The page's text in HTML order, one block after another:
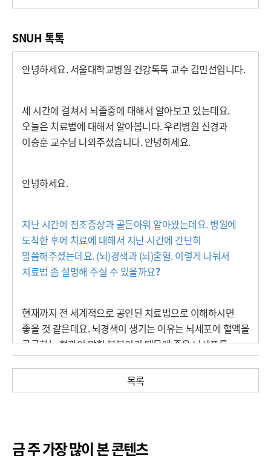
SNUH 톡톡
안녕하세요.서울대학교병원 건강톡톡 교수 김민선입니다.
세 시간에 걸쳐서 뇌졸중에 대해서 알아보고 있는데요.
오늘은 치료법에 대해서 알아봅니다.우리병원 신경과
이승훈 교수님 나와주셨습니다.안녕하세요.
안녕하세요.
지난 시간에 전조증상과 골든아워 알아봤는데요.병원에
도착한 후에 치료에 대해서 지난 시간에 간단히
말씀해주셨는데요. (뇌)경색과(뇌)출혈.이렇게 나눠서
치료법 좀 설명해 주실 수 있을까요?
현재까지 전 세계적으로 공인된 치료법으로 이해하시면
좋을 것 같은데요.뇌경색이 생기는 이유는 뇌세포에 혈액을
공급하는 혈관이 막힌 부분이기 때문에 죽은 뇌세포를
어떻게 하는 치료방법은 인정받은 것이 없고.막힌 혈관을
정맥주사로 혈전용해술을 하거나 아니면
혈전제거술을 통해서 혈전을 제거하는 방법이 전
뇌경색에 있어서는 효과가 있었다고 이해하시면 되고요
목록
금 주 가장 많이 본 콘텐츠